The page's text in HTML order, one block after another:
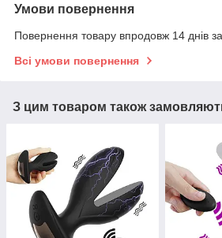
Умови повернення
Повернення товару впродовж 14 днів
Всі умови повернення
З цим товаром також